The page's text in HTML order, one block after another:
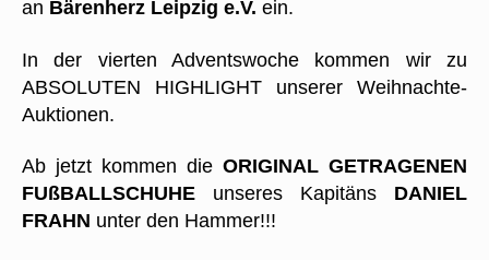
an Bärenherz Leipzig e.V. ein.
In der vierten Adventswoche kommen wir zu
ABSOLUTEN HIGHLIGHT unserer Weihnachte-
Auktionen.
Ab jetzt kommen die ORIGINAL GETRAGENEN
FUßBALLSCHUHE unseres Kapitäns DANIEL
FRAHN unter den Hammer!!!